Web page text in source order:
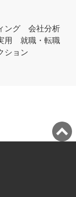
ング
会社分析
用
就職・転職
ション